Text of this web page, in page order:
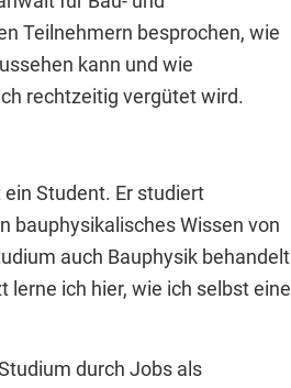
Teilnehmern besprochen, wie
kann und wie
rechtzeitig vergütet wird.
Student. Er studiert
bauphysikalisches Wissen von
auch Bauphysik behandelt
ich hier, wie ich selbst eine
durch Jobs als